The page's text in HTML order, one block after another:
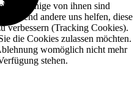
Einige von ihnen sind
andere uns helfen, diese
verbessern (Tracking Cookies).
die Cookies zulassen möchten.
womöglich nicht mehr
stehen.